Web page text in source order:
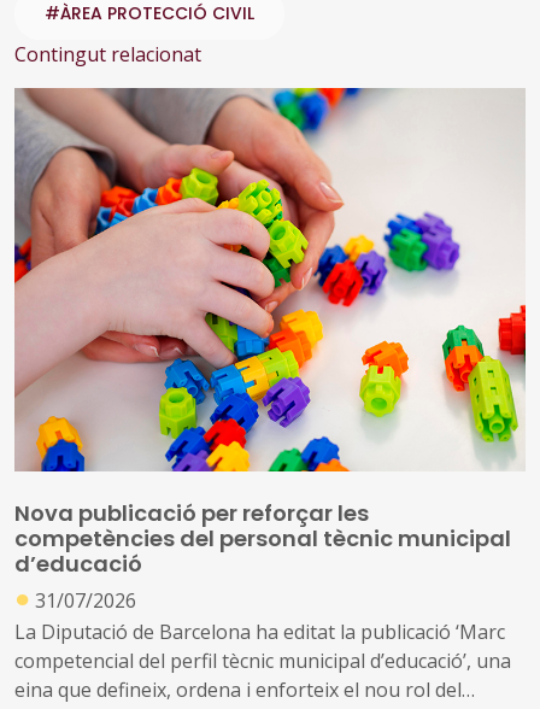
#ÀREA PROTECCIÓ CIVIL
Contingut relacionat
Nova publicació per reforçar les
competències del personal tècnic municipal
d’educació
● 31/07/2026
La Diputació de Barcelona ha editat la publicació ‘Marc
competencial del perfil tècnic municipal d’educació’, una
eina que defineix, ordena i enforteix el nou rol del